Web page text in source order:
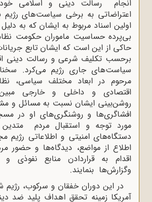
انجام رسالت دینی و اسلامی
اعتراضاتی به برخی سیاست‌های رژیم
اولین اسناد مربوط به ایشان که به
بی‌پرده حساسیت ماموران حکومت
حاکی از این است که ایشان تابع
برحسب تکلیف شرعی و رسالت دینی
سیاست‌های جاری رژیم می‌کرد.
مرحوم در ابعاد مختلف سیاسی،
اقتصادی و داخلی و خارجی
روشن‌بینی ایشان نسبت به مسائل و
افشاگری‌ها و روشنگری‌های او در
مورد توجه و استقبال مردم متدین
دستگاه‌های امنیتی و اطلاعاتی رژیم
اطلاع از مواضع، دیدگاه‌ها و حضور
اقدام به قراردادن منابع نفوذی و
وگزارش‌ها بنمایند.
در این دوران خفقان و سرکوب، رژیم
آمریکا زمینه تحقق اهداف پلید ضد